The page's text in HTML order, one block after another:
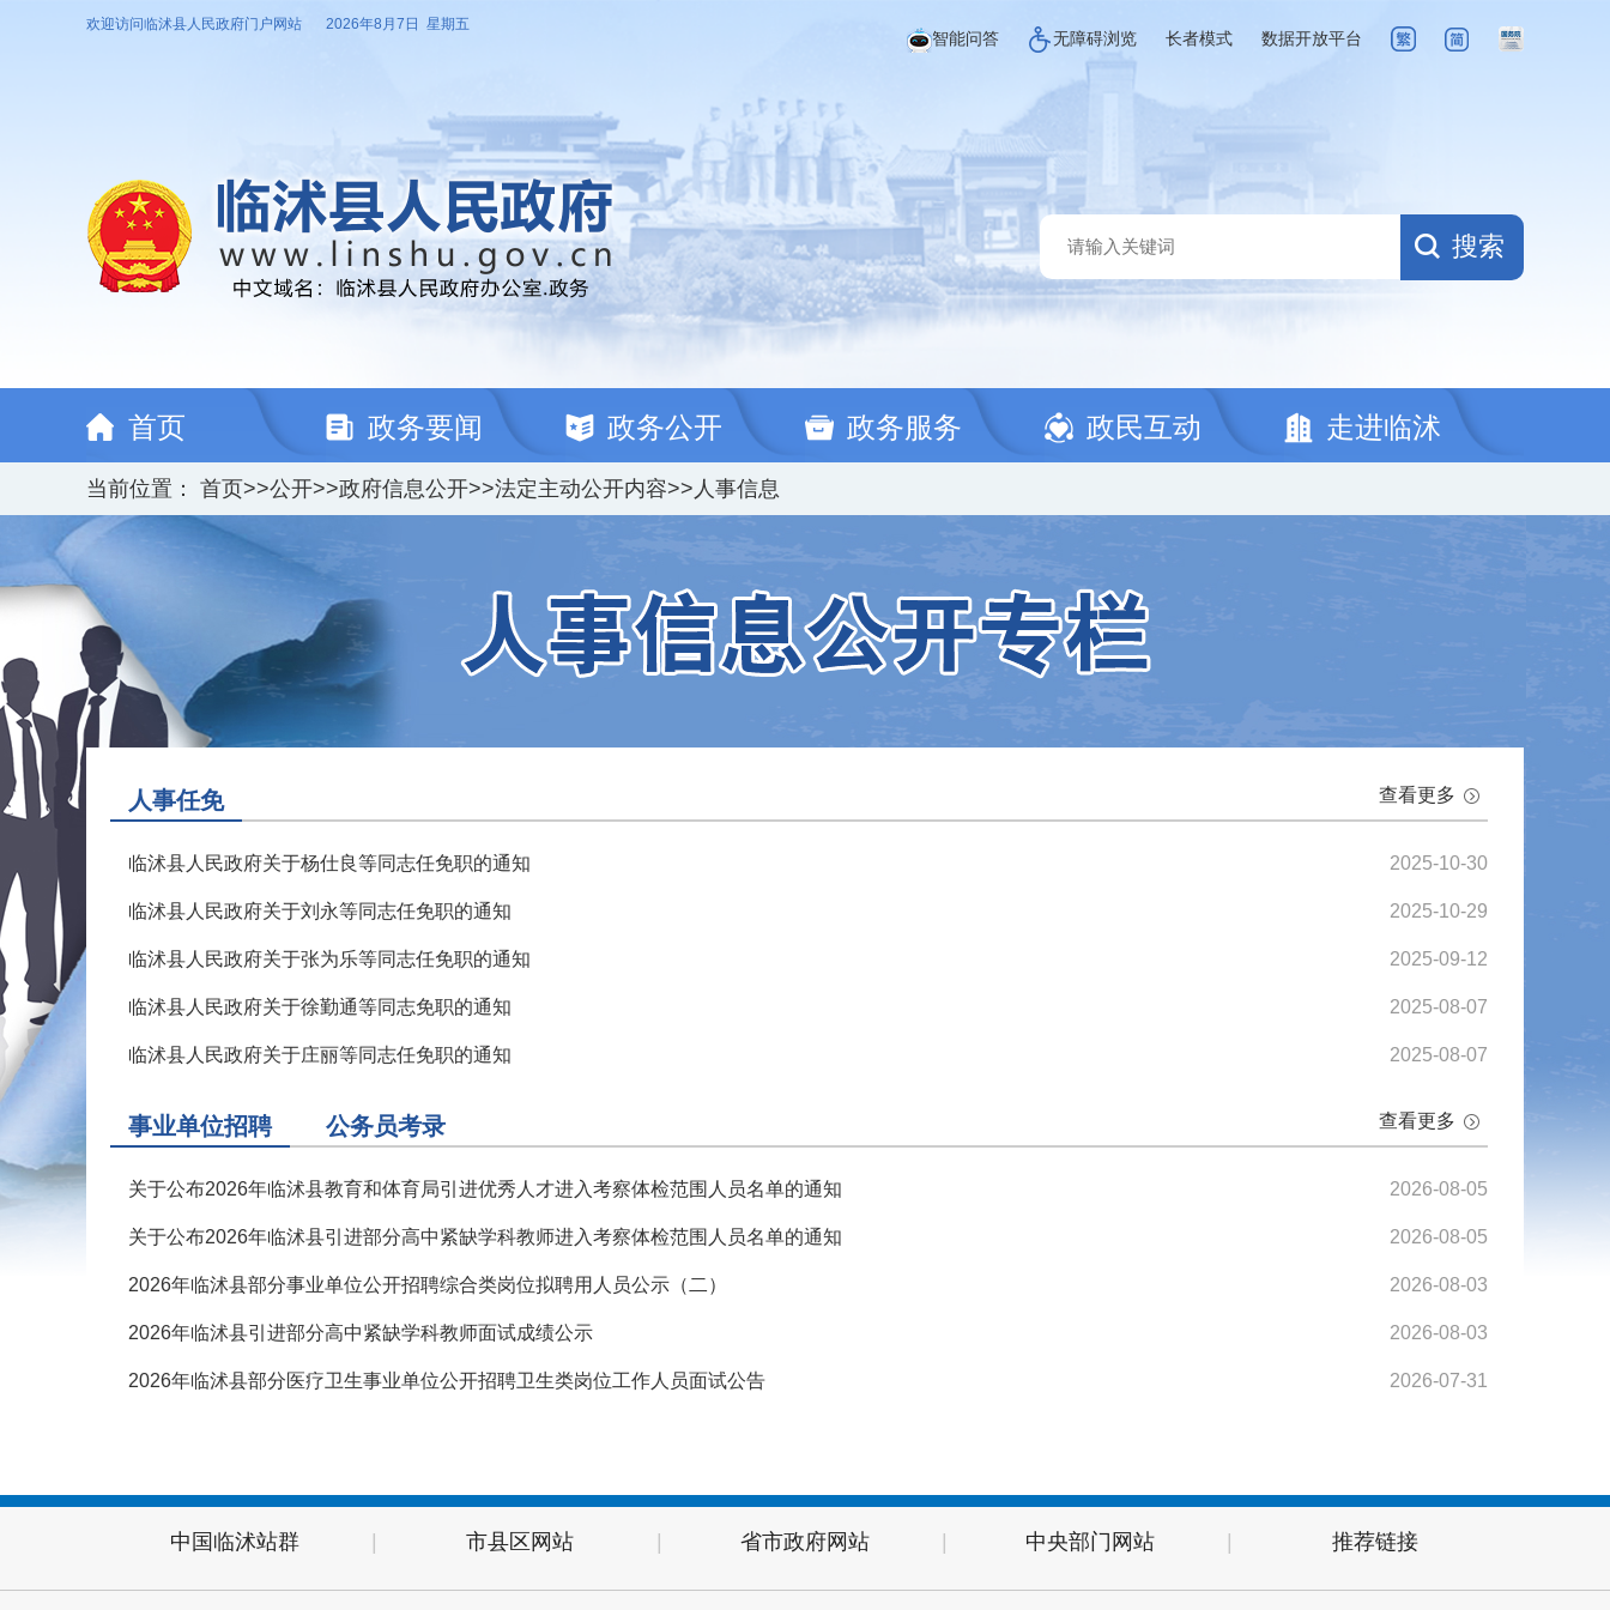
欢迎访问临沭县人民政府门户网站 2026年8月7日 星期五
智能问答 无障碍浏览 长者模式 数据开放平台
搜索
首页 政务要闻 政务公开 政务服务 政民互动 走进临沭
当前位置： 首页>>公开>>政府信息公开>>法定主动公开内容>> 人事信息
人事任免 查看更多
2025-10-30
临沭县人民政府关于杨仕良等同志任免职的通知
2025-10-29
临沭县人民政府关于刘永等同志任免职的通知
2025-09-12
临沭县人民政府关于张为乐等同志任免职的通知
2025-08-07
临沭县人民政府关于徐勤通等同志免职的通知
2025-08-07
临沭县人民政府关于庄丽等同志任免职的通知
事业单位招聘 公务员考录 查看更多
2026-08-05
关于公布2026年临沭县教育和体育局引进优秀人才进入考察体检范围人员名单的通知
2026-08-05
关于公布2026年临沭县引进部分高中紧缺学科教师进入考察体检范围人员名单的通知
2026-08-03
2026年临沭县部分事业单位公开招聘综合类岗位拟聘用人员公示（二）
2026-08-03
2026年临沭县引进部分高中紧缺学科教师面试成绩公示
2026-07-31
2026年临沭县部分医疗卫生事业单位公开招聘卫生类岗位工作人员面试公告
中国临沭站群 市县区网站 省市政府网站 中央部门网站 推荐链接